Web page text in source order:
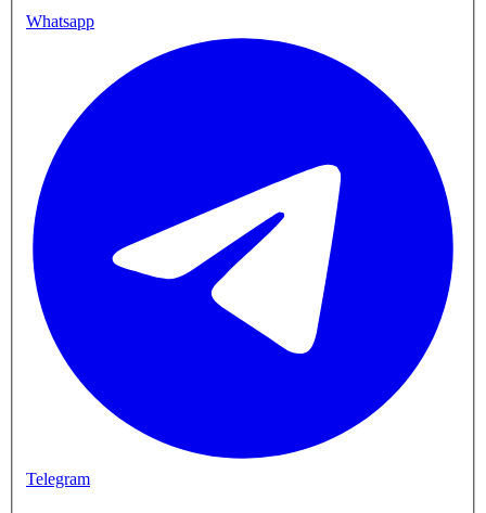
Whatsapp
Telegram